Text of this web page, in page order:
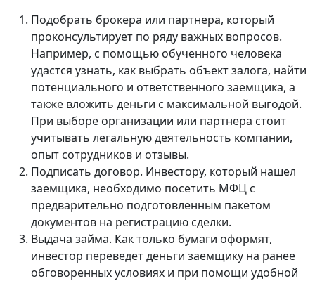
Подобрать брокера или партнера, который
проконсультирует по ряду важных вопросов.
Например, с помощью обученного человека
удастся узнать, как выбрать объект залога, найти
потенциального и ответственного заемщика, а
также вложить деньги с максимальной выгодой.
При выборе организации или партнера стоит
учитывать легальную деятельность компании,
опыт сотрудников и отзывы.
Подписать договор. Инвестору, который нашел
заемщика, необходимо посетить МФЦ с
предварительно подготовленным пакетом
документов на регистрацию сделки.
Выдача займа. Как только бумаги оформят,
инвестор переведет деньги заемщику на ранее
обговоренных условиях и при помощи удобной